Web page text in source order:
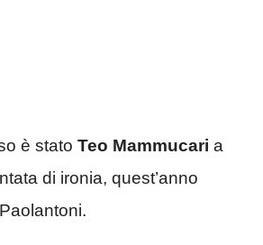
è stato Teo Mammucari a
di ironia, quest’anno